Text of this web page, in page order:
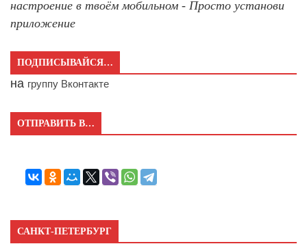
настроение в твоём мобильном - Просто установи
приложение
ПОДПИСЫВАЙСЯ…
на группу Вконтакте
ОТПРАВИТЬ В…
САНКТ-ПЕТЕРБУРГ